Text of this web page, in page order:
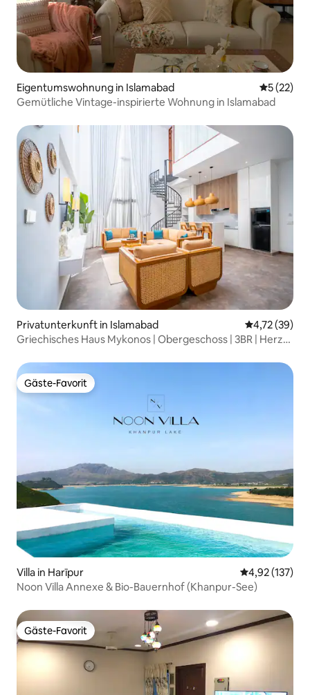
Eigentumswohnung in Islamabad
5 (22)
Gemütliche Vintage-inspirierte Wohnung in Islamabad
Privatunterkunft in Islamabad
4,72 (39)
Griechisches Haus Mykonos | Obergeschoss | 3BR | Herz
Gäste-Favorit
Gäste-Favorit
Villa in Harīpur
4,92 (137)
Noon Villa Annexe & Bio-Bauernhof (Khanpur-See)
Gäste-Favorit
Gäste-Favorit